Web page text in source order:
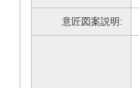
意匠図案説明: